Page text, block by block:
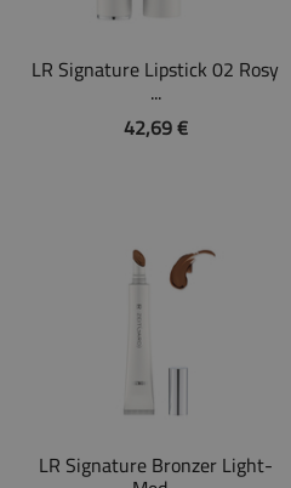
LR Signature Lipstick 02 Rosy
...
42,69 €
LR Signature Bronzer Light-